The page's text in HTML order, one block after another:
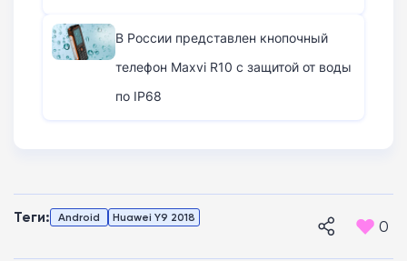
В России представлен кнопочный
телефон Maxvi R10 с защитой от воды
по IP68
Теги: Android Huawei Y9 2018 0